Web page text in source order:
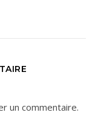
un commentaire.